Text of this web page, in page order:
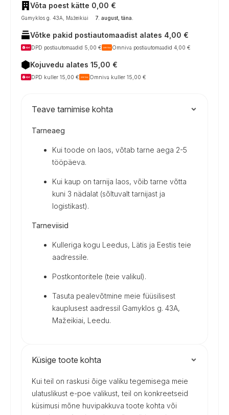
Võta poest kätte 0,00 €
Gamyklos g. 43A, Mažeikiai 7. august, täna
Võtke pakid postiautomaadist alates 4,00 €
DPD postiautomaadid 5,00 € Omniva postiautomaadid 4,00 €
Kojuvedu alates 15,00 €
DPD kuller 15,00 € Omniva kuller 15,00 €
Teave tarnimise kohta
Tarneaeg
Kui toode on laos, võtab tarne aega 2-5
tööpäeva.
Kui kaup on tarnija laos, võib tarne võtta
kuni 3 nädalat (sõltuvalt tarnijast ja
logistikast).
Tarneviisid
Kulleriga kogu Leedus, Lätis ja Eestis teie
aadressile.
Postkontoritele (teie valikul).
Tasuta pealevõtmine meie füüsilisest
kauplusest aadressil Gamyklos g. 43A,
Mažeikiai, Leedu.
Küsige toote kohta
Kui teil on raskusi õige valiku tegemisega meie
ulatuslikust e-poe valikust, teil on konkreetseid
küsimusi mõne huvipakkuva toote kohta või